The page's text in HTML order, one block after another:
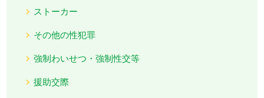
ストーカー
その他の性犯罪
強制わいせつ・強制性交等
援助交際